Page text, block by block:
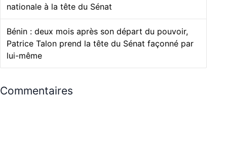
nationale à la tête du Sénat
Bénin : deux mois après son départ du pouvoir,
Patrice Talon prend la tête du Sénat façonné par
lui-même
Commentaires